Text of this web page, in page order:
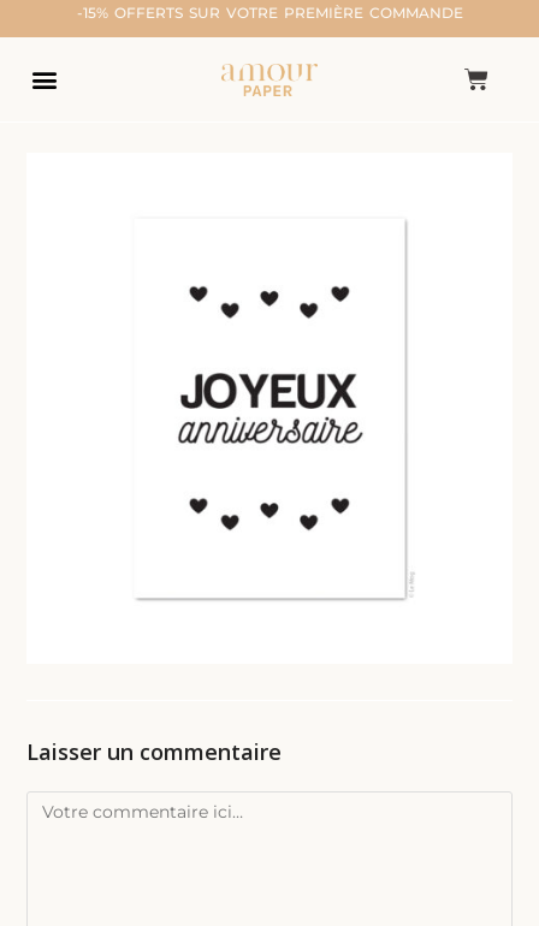
-15% OFFERTS SUR VOTRE PREMIÈRE COMMANDE
Laisser un commentaire